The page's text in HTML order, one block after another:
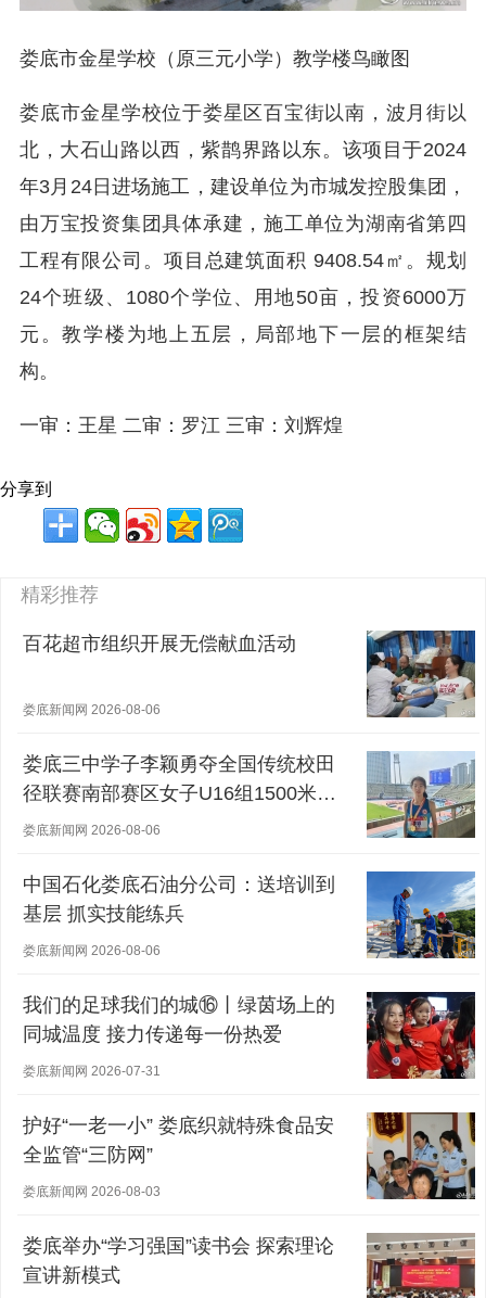
娄底市金星学校（原三元小学）教学楼鸟瞰图
娄底市金星学校位于娄星区百宝街以南，波月街以
北，大石山路以西，紫鹊界路以东。该项目于2024
年3月24日进场施工，建设单位为市城发控股集团，
由万宝投资集团具体承建，施工单位为湖南省第四
工程有限公司。项目总建筑面积 9408.54㎡。规划
24个班级、1080个学位、用地50亩，投资6000万
元。教学楼为地上五层，局部地下一层的框架结
构。
一审：王星 二审：罗江 三审：刘辉煌
分享到
精彩推荐
百花超市组织开展无偿献血活动
娄底新闻网 2026-08-06
娄底三中学子李颖勇夺全国传统校田
径联赛南部赛区女子U16组1500米冠
军
娄底新闻网 2026-08-06
中国石化娄底石油分公司：送培训到
基层 抓实技能练兵
娄底新闻网 2026-08-06
我们的足球我们的城⑯丨绿茵场上的
同城温度 接力传递每一份热爱
娄底新闻网 2026-07-31
护好“一老一小” 娄底织就特殊食品安
全监管“三防网”
娄底新闻网 2026-08-03
娄底举办“学习强国”读书会 探索理论
宣讲新模式